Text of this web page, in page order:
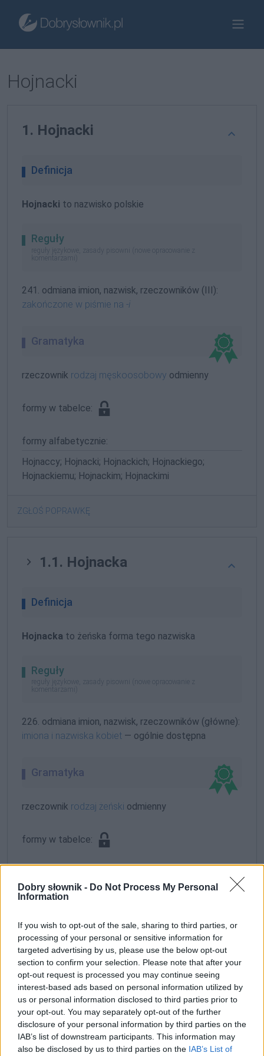
Dobry słownik - Do Not Process My Personal
Information
If you wish to opt-out of the sale, sharing to third parties, or
processing of your personal or sensitive information for
targeted advertising by us, please use the below opt-out
section to confirm your selection. Please note that after your
opt-out request is processed you may continue seeing
interest-based ads based on personal information utilized by
us or personal information disclosed to third parties prior to
your opt-out. You may separately opt-out of the further
disclosure of your personal information by third parties on the
IAB’s list of downstream participants. This information may
also be disclosed by us to third parties on the IAB’s List of
Hojnacki
1. Hojnacki
Definicja
Hojnacki to nazwisko polskie
Reguły
reguły językowe, zasady pisowni (nowe opracowanie z
komentarzami)
241. odmiana imion, nazwisk, rzeczowników (III):
zakończone w piśmie na -i
Gramatyka
rzeczownik rodzaj męskoosobowy odmienny
formy w tabelce:
formy alfabetycznie:
Hojnaccy; Hojnacki; Hojnackich; Hojnackiego;
Hojnackiemu; Hojnackim; Hojnackimi
ZGŁOŚ POPRAWKĘ
1.1. Hojnacka
Definicja
Hojnacka to żeńska forma tego nazwiska
Reguły
reguły językowe, zasady pisowni (nowe opracowanie z
komentarzami)
226. odmiana imion, nazwisk, rzeczowników (główne):
imiona i nazwiska kobiet — ogólnie dostępna
Gramatyka
rzeczownik rodzaj żeński odmienny
formy w tabelce:
Hojnacka; Hojnacką; Hojnackich; Hojnackie; Hojnackiej;
ZGŁOŚ POPRAWKĘ